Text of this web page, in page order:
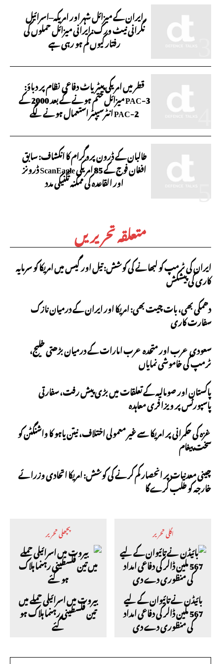
ایران کے میزائل شہر اور امریکہ–اسرائیل
نگرانی نیٹ ورک: ایرانی میزائل حملوں کی
رفتار کیوں کم ہو رہی ہے
قطر میں امریکی پیٹریاٹ دفاعی نظام پر دباؤ:
PAC-3 میزائل ختم ہونے کے بعد 2000 کے
PAC-2 انٹرسیپٹر استعمال ہونے لگے
طالبان کے ڈرون پروگرام کا انکشاف: سابق
افغان فوج کے 85 امریکی ScanEagle ڈرونز
اور القاعدہ کی ممکنہ تکنیکی مدد
متعلقہ تحریریں
ایران کی ٹرمپ کو لبھانے کی کوشش: تیل اور گیس میں امریکا کو سرمایہ
کاری کی پیشکش
دھمکی بھی، بات چیت بھی: امریکا اور ایران کے درمیان نازک
سفارت کاری
سعودی عرب اور متحدہ عرب امارات کے درمیان بڑھتی خلیج،
ٹرمپ کی خاموشی نمایاں
پاکستان اور صومالیہ کے تعلقات میں بڑی پیش رفت، سفارتی
پاسپورٹس پر ویزا فری معاہدہ
غزہ کی حکمرانی پر امریکا سے غیر معمولی اختلاف، نیتن یاہو کا واشنگٹن کو
سخت پیغام
چینی معدنیات پر انحصار کم کرنے کی کوشش: امریکا اتحادی وزرائے
خارجہ کو طلب کرے گا
پچھلی تحریر
بیروت میں اسرائیلی حملے میں
تین فلسطینی رہنما ہلاک ہو
گئے
اگلی تحریر
بائیڈن نے تائیوان کے لیے
567 ملین ڈالر کی دفاعی امداد
کی منظوری دے دی